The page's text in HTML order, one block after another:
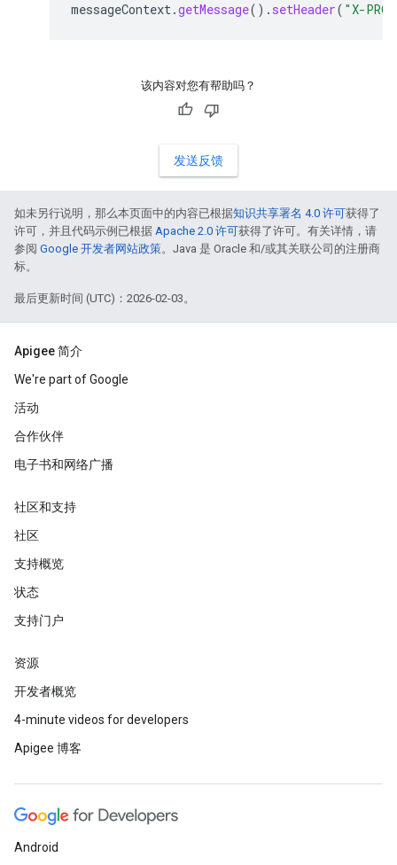
messageContext.getMessage(). setHeader( "X-
该内容对您有帮助吗？
发送反馈
如未另行说明，那么本页面中的内容已根据知识共享署名 4.0 许可获得了
许可，并且代码示例已根据 Apache 2.0 许可获得了许可。有关详情，请
参阅 Google 开发者网站政策。Java 是 Oracle 和/或其关联公司的注册商
标。
最后更新时间 (UTC)：2026-02-03。
Apigee 简介
We're part of Google
活动
合作伙伴
电子书和网络广播
社区和支持
社区
支持概览
状态
支持门户
资源
开发者概览
4-minute videos for developers
Apigee 博客
Android